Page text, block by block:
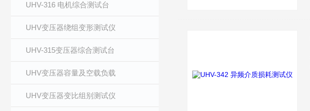
UHV-316 电机综合测试台
UHV变压器绕组变形测试仪
UHV-315变压器综合测试台
UHV变压器容量及空载负载
UHV变压器变比组别测试仪